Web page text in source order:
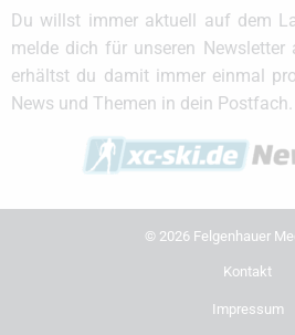
Du willst immer aktuell auf dem
melde dich für unseren Newsletter
erhältst du damit immer einmal
News und Themen in dein
© 2026 Felgenhauer
Kontakt
Impressum